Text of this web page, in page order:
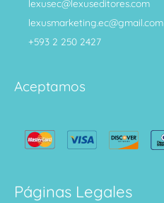
lexusec@lexuseditores.com
lexusmarketing.ec@gmail.com
+593 2 250 2427
Aceptamos
Páginas Legales